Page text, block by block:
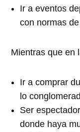
Ir a eventos
con normas
Mientras que en
Ir a comprar
lo
Ser
donde haya